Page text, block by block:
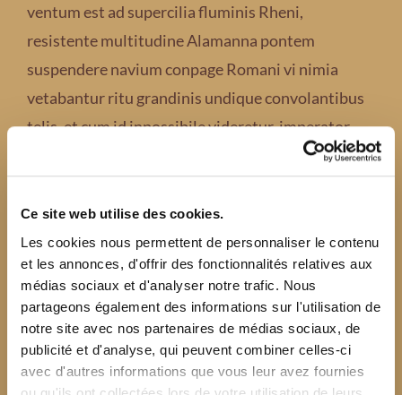
Ce site web utilise des cookies.
Les cookies nous permettent de personnaliser le contenu
et les annonces, d'offrir des fonctionnalités relatives aux
médias sociaux et d'analyser notre trafic. Nous
partageons également des informations sur l'utilisation de
notre site avec nos partenaires de médias sociaux, de
publicité et d'analyse, qui peuvent combiner celles-ci
avec d'autres informations que vous leur avez fournies
ventum est ad supercilia fluminis Rheni,
resistente multitudine Alamanna pontem
suspendere navium conpage Romani vi nimia
vetabantur ritu grandinis undique convolantibus
telis, et cum id inpossibile videretur, imperator
cogitationibus magnis attonitus, quid capesseret
turbarum adorti sunt Montium primum, qui
divertebat in proximo, levi corpore senem atque
morbosum, et hirsutis resticulis cruribus eius
innexis divaricaturn sine spiramento ullo ad usque
praetorium traxere praefecti.